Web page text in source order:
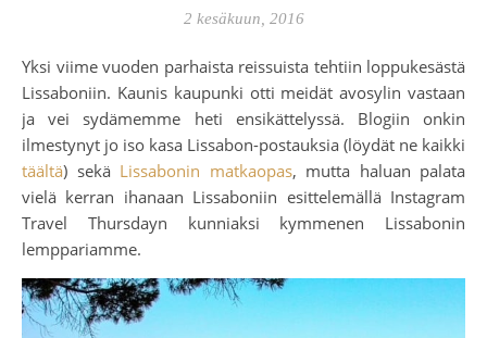
2 kesäkuun, 2016
Yksi viime vuoden parhaista reissuista tehtiin loppukesästä
Lissaboniin. Kaunis kaupunki otti meidät avosylin vastaan
ja vei sydämemme heti ensikättelyssä. Blogiin onkin
ilmestynyt jo iso kasa Lissabon-postauksia (löydät ne kaikki
täältä) sekä Lissabonin matkaopas, mutta haluan palata
vielä kerran ihanaan Lissaboniin esittelemällä Instagram
Travel Thursdayn kunniaksi kymmenen Lissabonin
lemppariamme.